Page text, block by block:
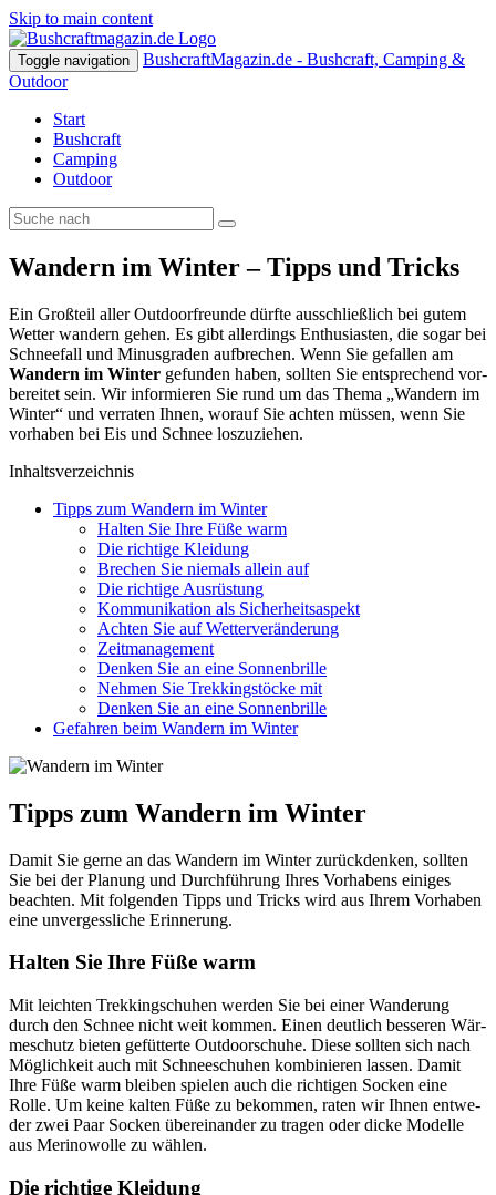
Skip to main content
Toggle navigation
BushcraftMagazin.de - Bushcraft, Camping &
Outdoor
Start
Bush­craft
Cam­ping
Out­door
Wan­dern im Win­ter – Tipps und Tricks
Ein Groß­teil aller Out­door­freunde dürfte aus­schließ­lich bei gutem
Wet­ter wan­dern gehen. Es gibt aller­dings Enthu­si­as­ten, die sogar bei
Schnee­fall und Minus­gra­den auf­bre­chen. Wenn Sie gefal­len am
Wan­dern im Win­ter gefun­den haben, soll­ten Sie ent­spre­chend vor­
be­rei­tet sein. Wir infor­mie­ren Sie rund um das Thema „Wan­dern im
Win­ter“ und ver­ra­ten Ihnen, wor­auf Sie ach­ten müs­sen, wenn Sie
vor­ha­ben bei Eis und Schnee los­zu­zie­hen.
Inhalts­ver­zeich­nis
Tipps zum Wan­dern im Win­ter
Hal­ten Sie Ihre Füße warm
Die rich­tige Klei­dung
Bre­chen Sie nie­mals allein auf
Die rich­tige Aus­rüs­tung
Kom­mu­ni­ka­tion als Sicher­heits­aspekt
Ach­ten Sie auf Wet­ter­ver­än­de­rung
Zeit­ma­nage­ment
Den­ken Sie an eine Son­nen­brille
Neh­men Sie Trek­king­stö­cke mit
Den­ken Sie an eine Son­nen­brille
Gefah­ren beim Wan­dern im Win­ter
Tipps zum Wan­dern im Win­ter
Damit Sie gerne an das Wan­dern im Win­ter zurück­den­ken, soll­ten
Sie bei der Pla­nung und Durch­füh­rung Ihres Vor­ha­bens eini­ges
beach­ten. Mit fol­gen­den Tipps und Tricks wird aus Ihrem Vor­ha­ben
eine unver­gess­li­che Erin­ne­rung.
Hal­ten Sie Ihre Füße warm
Mit leich­ten Trek­king­schu­hen wer­den Sie bei einer Wan­de­rung
durch den Schnee nicht weit kom­men. Einen deut­lich bes­se­ren Wär­
me­schutz bie­ten gefüt­terte Out­door­schuhe. Diese soll­ten sich nach
Mög­lich­keit auch mit Schnee­schu­hen kom­bi­nie­ren las­sen. Damit
Ihre Füße warm blei­ben spie­len auch die rich­ti­gen Socken eine
Rolle. Um keine kal­ten Füße zu bekom­men, raten wir Ihnen ent­we­
der zwei Paar Socken über­ein­an­der zu tra­gen oder dicke Modelle
aus Meri­no­wolle zu wäh­len.
Die rich­tige Klei­dung